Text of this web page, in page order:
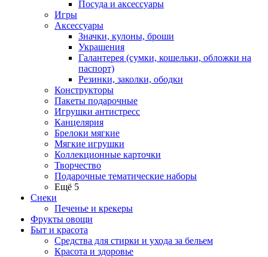
Посуда и аксессуары
Игры
Аксессуары
Значки, кулоны, броши
Украшения
Галантерея (сумки, кошельки, обложки на
паспорт)
Резинки, заколки, ободки
Конструкторы
Пакеты подарочные
Игрушки антистресс
Канцелярия
Брелоки мягкие
Мягкие игрушки
Коллекционные карточки
Творчество
Подарочные тематические наборы
Ещё 5
Снеки
Печенье и крекеры
Фрукты овощи
Быт и красота
Средства для стирки и ухода за бельем
Красота и здоровье